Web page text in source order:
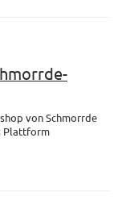
von Schmorrde
Plattform